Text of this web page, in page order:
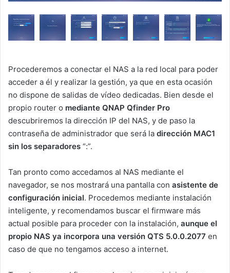
Procederemos a conectar el NAS a la red local para poder
acceder a él y realizar la gestión, ya que en esta ocasión
no dispone de salidas de vídeo dedicadas. Bien desde el
propio router o mediante QNAP Qfinder Pro
descubriremos la dirección IP del NAS, y de paso la
contraseña de administrador que será la dirección MAC1
sin los separadores “:”.
Tan pronto como accedamos al NAS mediante el
navegador, se nos mostrará una pantalla con asistente de
configuración inicial. Procedemos mediante instalación
inteligente, y recomendamos buscar el firmware más
actual posible para proceder con la instalación, aunque el
propio NAS ya incorpora una versión QTS 5.0.0.2077 en
caso de que no tengamos acceso a internet.